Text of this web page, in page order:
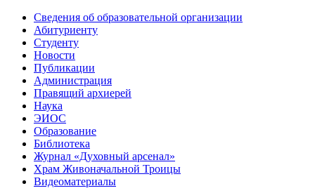
Сведения об образовательной организации
Абитуриенту
Студенту
Новости
Публикации
Администрация
Правящий архиерей
Наука
ЭИОС
Образование
Библиотека
Журнал «Духовный арсенал»
Храм Живоначальной Троицы
Видеоматериалы